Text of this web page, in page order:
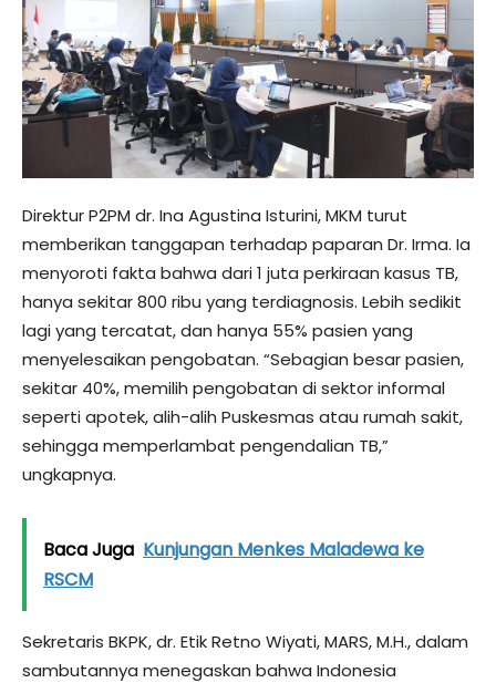
Direktur P2PM dr. Ina Agustina Isturini, MKM turut
memberikan tanggapan terhadap paparan Dr. Irma. Ia
menyoroti fakta bahwa dari 1 juta perkiraan kasus TB,
hanya sekitar 800 ribu yang terdiagnosis. Lebih sedikit
lagi yang tercatat, dan hanya 55% pasien yang
menyelesaikan pengobatan. “Sebagian besar pasien,
sekitar 40%, memilih pengobatan di sektor informal
seperti apotek, alih-alih Puskesmas atau rumah sakit,
sehingga memperlambat pengendalian TB,”
ungkapnya.
Baca Juga Kunjungan Menkes Maladewa ke
RSCM
Sekretaris BKPK, dr. Etik Retno Wiyati, MARS, M.H., dalam
sambutannya menegaskan bahwa Indonesia